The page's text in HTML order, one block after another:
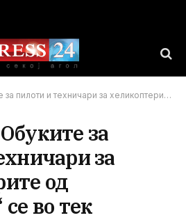
и техничари за хеликоптерите од „Леонардо“ се во тек
за
за
од
во тек